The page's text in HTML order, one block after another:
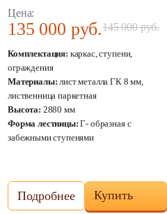
Цена:
135 000 руб.145 000 руб.
Комплектация: каркас, ступени,
ограждения
Материалы: лист металла ГК 8 мм,
лиственница паркетная
Высота: 2880 мм
Форма лестницы: Г- образная с
забежными ступенями
Подробнее Купить